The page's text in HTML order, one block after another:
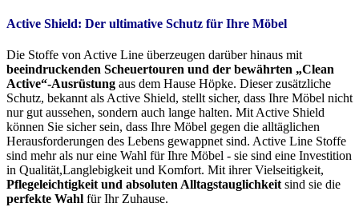
Active Shield: Der ultimative Schutz für Ihre Möbel
Die Stoffe von Active Line überzeugen darüber hinaus mit
beeindruckenden Scheuertouren und der bewährten „Clean
Active“-Ausrüstung aus dem Hause Höpke. Dieser zusätzliche
Schutz, bekannt als Active Shield, stellt sicher, dass Ihre Möbel nicht
nur gut aussehen, sondern auch lange halten. Mit Active Shield
können Sie sicher sein, dass Ihre Möbel gegen die alltäglichen
Herausforderungen des Lebens gewappnet sind. Active Line Stoffe
sind mehr als nur eine Wahl für Ihre Möbel - sie sind eine Investition
in Qualität,Langlebigkeit und Komfort. Mit ihrer Vielseitigkeit,
Pflegeleichtigkeit und absoluten Alltagstauglichkeitsind sie die
perfekte Wahl für Ihr Zuhause.